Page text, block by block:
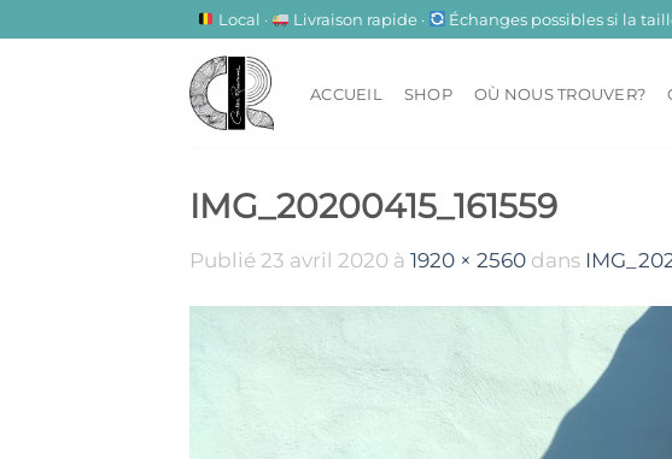
au
Local · Livraison rapide · Échanges possibles si la
ACCUEIL SHOP OÙ NOUS TROUVER?
IMG_20200415_161559
Publié 23 avril 2020 à 1920 × 2560 dans